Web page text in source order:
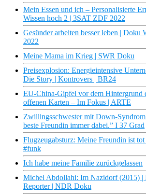
Mein Essen und ich – Personalisierte
Wissen hoch 2 | 3SAT ZDF 2022
Gesünder arbeiten besser leben | Doku
2022
Meine Mama im Krieg | SWR Doku
Preisexplosion: Energieintensive
Die Story | Kontrovers | BR24
EU-China-Gipfel vor dem Hintergrund
offenen Karten – Im Fokus | ARTE
Zwillingsschwester mit Down-
beste Freundin immer dabei.” I 37 Grad
Flugzeugabsturz: Meine Freundin ist
#funk
Ich habe meine Familie zurückgelassen
Michel Abdollahi: Im Nazidorf (2015) |
Reporter | NDR Doku